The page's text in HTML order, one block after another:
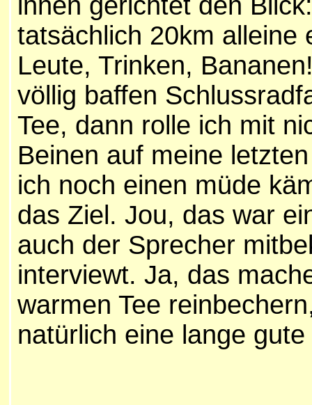
tatsächlich 20km alleine
Leute, Trinken,
völlig baffen
Tee, dann rolle ich mit
Beinen auf meine
ich noch einen müde
das Ziel. Jou, das war
auch der Sprecher
interviewt. Ja, das
warmen Tee
natürlich eine lange